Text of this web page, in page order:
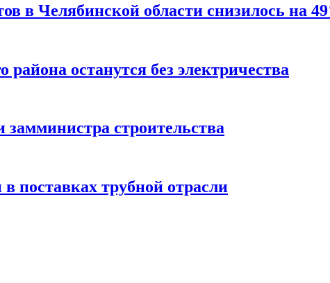
в Челябинской области снизилось на
останутся без электричества
строительства
трубной отрасли